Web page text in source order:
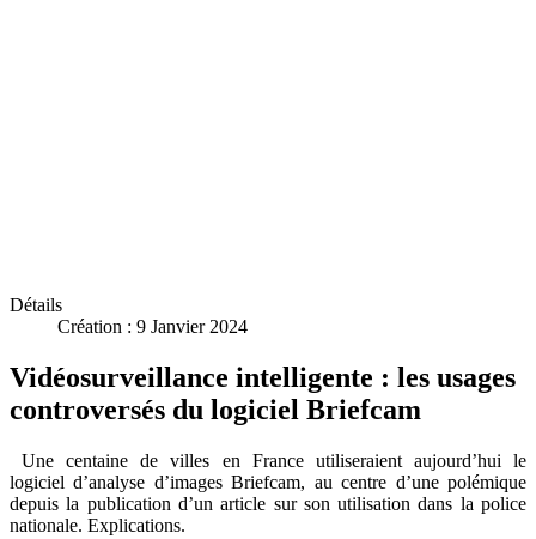
Détails
Création : 9 Janvier 2024
Vidéosurveillance intelligente : les usages
controversés du logiciel Briefcam
Une centaine de villes en France utiliseraient aujourd’hui le
logiciel d’analyse d’images Briefcam, au centre d’une polémique
depuis la publication d’un article sur son utilisation dans la police
nationale. Explications.